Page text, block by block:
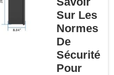
Sur Les
Normes
De
Sécurité
Pour